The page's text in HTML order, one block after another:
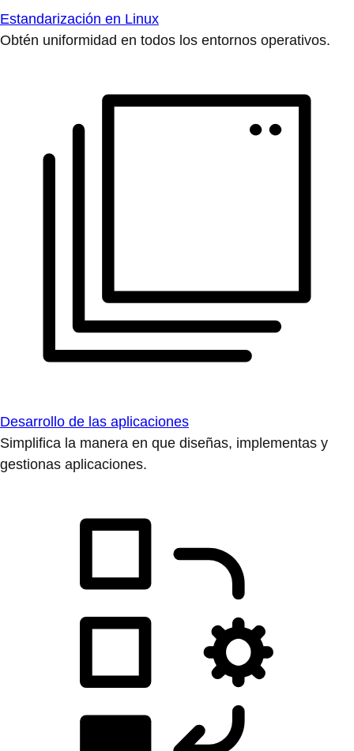
Estandarización en Linux
Obtén uniformidad en todos los entornos operativos.
Desarrollo de las aplicaciones
Simplifica la manera en que diseñas, implementas y
gestionas aplicaciones.